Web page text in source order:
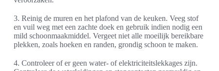
3. Reinig de muren en het plafond van de keuken. Veeg stof
en vuil weg met een zachte doek en gebruik indien nodig een
mild schoonmaakmiddel. Vergeet niet alle moeilijk bereikbare
plekken, zoals hoeken en randen, grondig schoon te maken.
4. Controleer of er geen water- of elektriciteitslekkages zijn.